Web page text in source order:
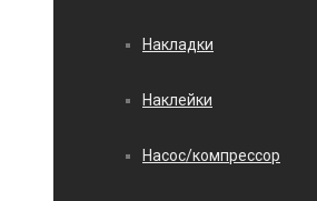
Накладки
Наклейки
Насос/компрессор